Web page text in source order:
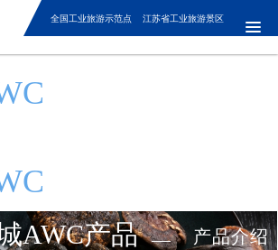
全国工业旅游示范点 江苏省工业旅游景区
AWC产品 产品介绍